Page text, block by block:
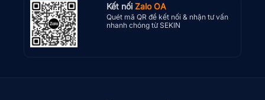
Kết nối Zalo OA
Quét mã QR để kết nối & nhận tư vấn
nhanh chóng từ SEKIN